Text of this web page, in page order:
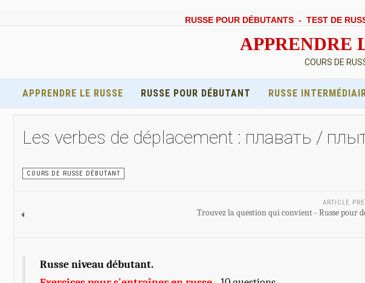
RUSSE POUR DÉBUTANTS - TEST DE
APPRENDRE
COURS DE
APPRENDRE LE RUSSE RUSSE POUR DÉBUTANT RUSSE
Les verbes de déplacement : плавать /
COURS DE RUSSE DÉBUTANT
ARTICLE
Trouvez la question qui convient - Russe pour
Russe niveau débutant.